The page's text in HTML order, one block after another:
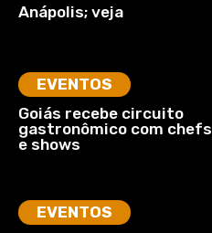
Anápolis; veja
EVENTOS
Goiás recebe circuito
gastronômico com chefs
e shows
EVENTOS